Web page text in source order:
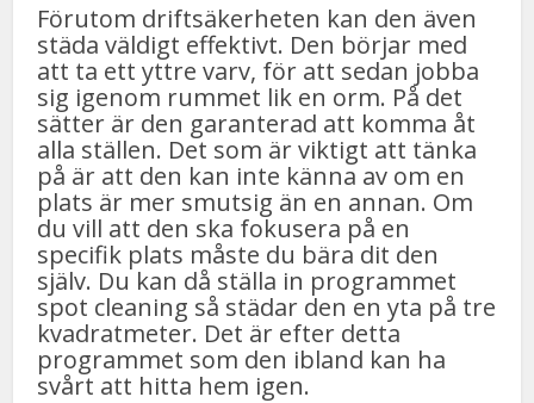
Förutom driftsäkerheten kan den även
städa väldigt effektivt. Den börjar med
att ta ett yttre varv, för att sedan jobba
sig igenom rummet lik en orm. På det
sätter är den garanterad att komma åt
alla ställen. Det som är viktigt att tänka
på är att den kan inte känna av om en
plats är mer smutsig än en annan. Om
du vill att den ska fokusera på en
specifik plats måste du bära dit den
själv. Du kan då ställa in programmet
spot cleaning så städar den en yta på tre
kvadratmeter. Det är efter detta
programmet som den ibland kan ha
svårt att hitta hem igen.